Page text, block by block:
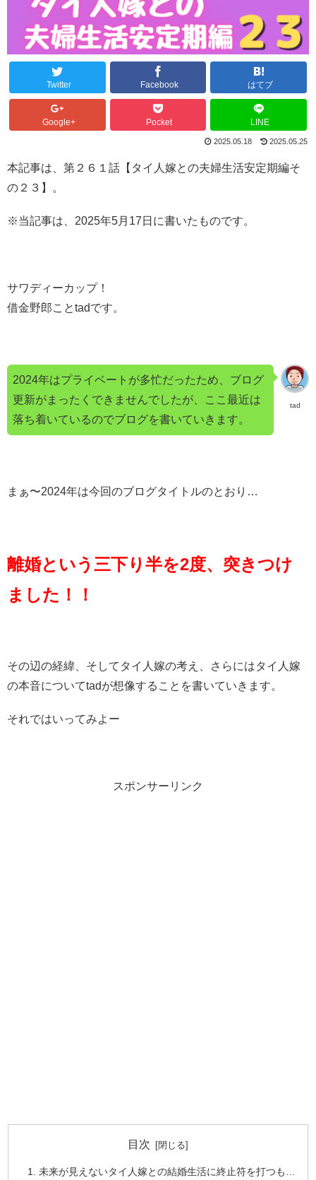
Twitter Facebook はてブ
Google+ Pocket LINE
2025.05.18 2025.05.25
本記事は、第２６１話【タイ人嫁との夫婦生活安定期編そ
の２３】。
※当記事は、2025年5月17日に書いたものです。
サワディーカップ！
借金野郎ことtadです。
tad
2024年はプライベートが多忙だったため、ブログ
更新がまったくできませんでしたが、ここ最近は
落ち着いているのでブログを書いていきます。
まぁ〜2024年は今回のブログタイトルのとおり…
離婚という三下り半を2度、突きつけ
ました！！
その辺の経緯、そしてタイ人嫁の考え、さらにはタイ人嫁
の本音についてtadが想像することを書いていきます。
それではいってみよー
スポンサーリンク
目次
未来が見えないタイ人嫁との結婚生活に終止符を打つも…